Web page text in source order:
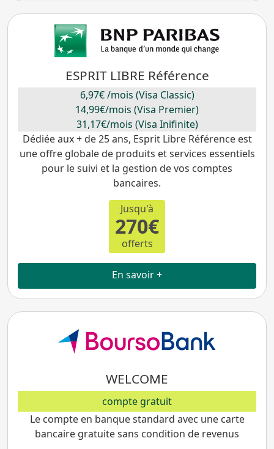
ESPRIT LIBRE Référence
6,97€ /mois (Visa Classic)
14,99€/mois (Visa Premier)
31,17€/mois (Visa Inifinite)
Dédiée aux + de 25 ans, Esprit Libre Référence est
une offre globale de produits et services essentiels
pour le suivi et la gestion de vos comptes
bancaires.
Jusqu'à
270€
offerts
En savoir +
WELCOME
compte gratuit
Le compte en banque standard avec une carte
bancaire gratuite sans condition de revenus